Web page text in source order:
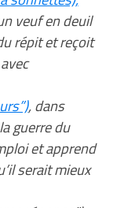
veuf en deuil
répit et reçoit
, dans
guerre du
et apprend
serait mieux